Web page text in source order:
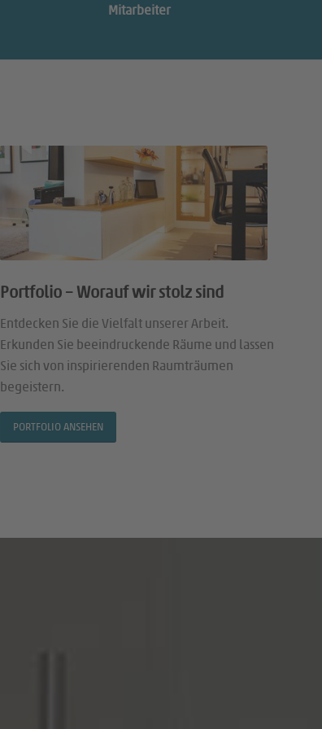
Mitarbeiter
Portfolio – Worauf wir stolz sind
Entdecken Sie die Vielfalt unserer Arbeit.
Erkunden Sie beeindruckende Räume und lassen
Sie sich von inspirierenden Raumträumen
begeistern.
PORTFOLIO ANSEHEN